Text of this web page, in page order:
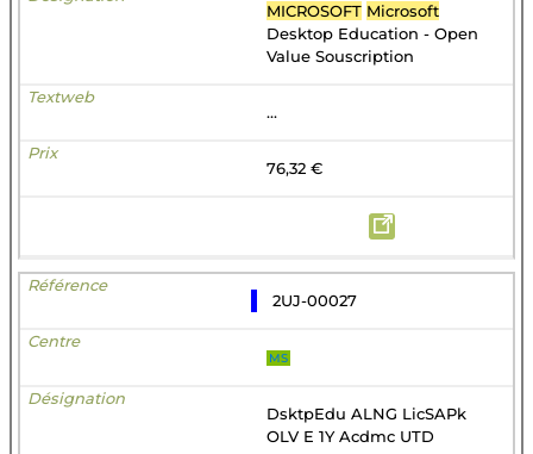
MICROSOFT Microsoft
Desktop Education - Open
Value Souscription
...
76,32 €
2UJ-00027
MS
DsktpEdu ALNG LicSAPk
OLV E 1Y Acdmc UTD